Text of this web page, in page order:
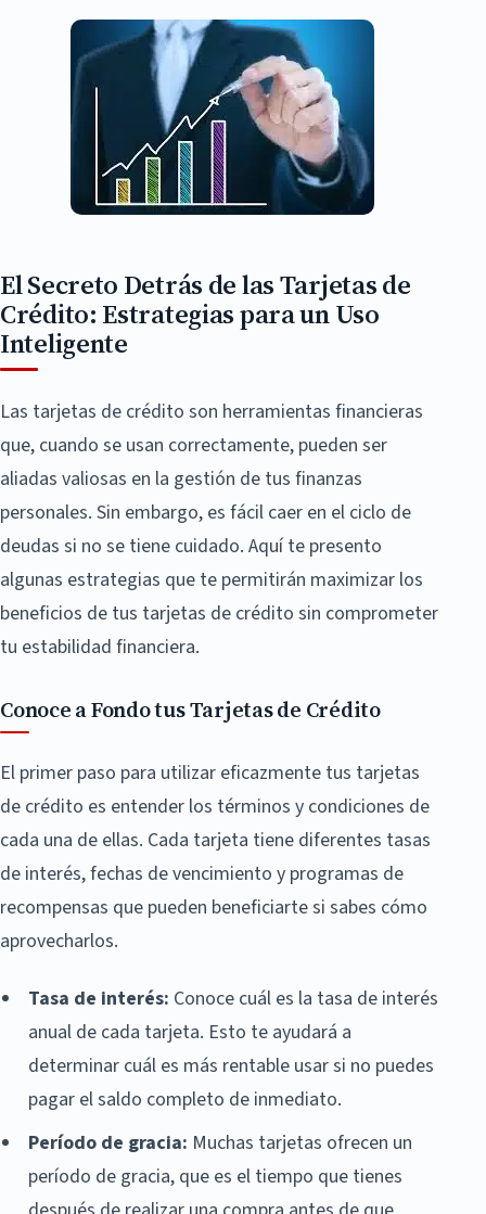
El Secreto Detrás de las Tarjetas de
Crédito: Estrategias para un Uso
Inteligente
Las tarjetas de crédito son herramientas financieras
que, cuando se usan correctamente, pueden ser
aliadas valiosas en la gestión de tus finanzas
personales. Sin embargo, es fácil caer en el ciclo de
deudas si no se tiene cuidado. Aquí te presento
algunas estrategias que te permitirán maximizar los
beneficios de tus tarjetas de crédito sin comprometer
tu estabilidad financiera.
Conoce a Fondo tus Tarjetas de Crédito
El primer paso para utilizar eficazmente tus tarjetas
de crédito es entender los términos y condiciones de
cada una de ellas. Cada tarjeta tiene diferentes tasas
de interés, fechas de vencimiento y programas de
recompensas que pueden beneficiarte si sabes cómo
aprovecharlos.
Tasa de interés: Conoce cuál es la tasa de interés
anual de cada tarjeta. Esto te ayudará a
determinar cuál es más rentable usar si no puedes
pagar el saldo completo de inmediato.
Período de gracia: Muchas tarjetas ofrecen un
período de gracia, que es el tiempo que tienes